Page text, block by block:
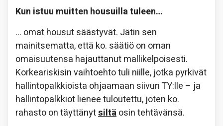
Kun istuu muitten housuilla tuleen…
… omat housut säästyvät. Jätin sen
mainitsematta, että ko. säätiö on oman
omaisuutensa hajauttanut mallikelpoisesti.
Korkeariskisin vaihtoehto tuli niille, jotka pyrkivät
hallintopalkkioista ohjaamaan siivun TY:lle – ja
hallintopalkkiot lienee tuloutettu, joten ko.
rahasto on täyttänytsiltäosin tehtävänsä.